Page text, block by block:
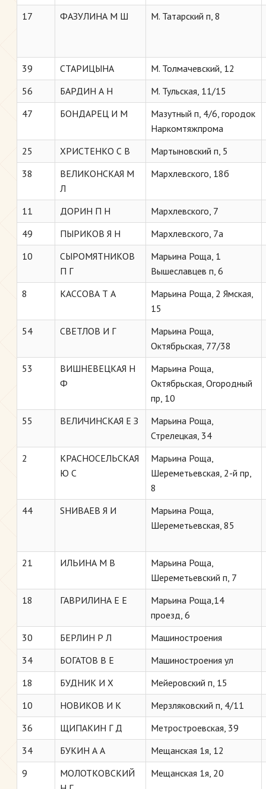
17
ФАЗУЛИНА М Ш М. Татарский п, 8
39 СТАРИЦЫНА
М. Толмачевский, 12
56
БАРДИН А Н
М. Тульская, 11/15
47
БОНДАРЕЦ И М
Мазутный п, 4/6, городок
Наркомтяжпрома
25
ХРИСТЕНКО С В
Мартыновский п, 5
38
ВЕЛИКОНСКАЯ М
Л
Мархлевского, 18б
11 ДОРИН П Н
Мархлевского, 7
49
ПЫРИКОВ Я Н
Мархлевского, 7а
10
СЫРОМЯТНИКОВ
П Г
Марьина Роща, 1
Вышеславцев п, 6
8
КАССОВА Т A
Марьина Роща, 2 Ямская,
15
54
СВЕТЛОВ И Г
Марьина Роща,
Октябрьская, 77/38
53
ВИШНЕВЕЦКАЯ Н
Ф
Марьина Роща,
Октябрьская, Огородный
пр, 10
55
ВЕЛИЧИНСКАЯ Е З
Марьина Роща,
Стрелецкая, 34
2
КРАСНОСЕЛЬСКАЯ
Ю С
Марьина Роща,
Шереметьевская, 2-й пр,
8
44
SHИВАЕВ Я И
Марьина Роща,
Шереметьевская, 85
21 ИЛЬИНА М В
Марьина Роща,
Шереметьевский п, 7
18
ГАВРИЛИНА Е Е
Марьина Роща,14
проезд, 6
30
БЕРЛИН Р Л
Машиностроения
34
БОГАТОВ В Е
Машиностроения ул
18
БУДНИК И Х
Мейеровский п, 15
10
НОВИКОВ И К
Мерзляковский п, 4/11
36
ЩИПАКИН Г Д
Метростроевская, 39
34
БУКИН А А
Мещанская 1я, 12
9
МОЛОТКОВСКИЙ
Мещанская 1я, 20